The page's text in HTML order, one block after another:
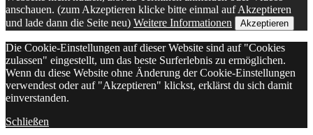
anschauen. (zum Akzeptieren klicke bitte einmal auf Akzeptieren
und lade dann die Seite neu) Weitere Informationen Akzeptieren
Die Cookie-Einstellungen auf dieser Website sind auf "Cookies
zulassen" eingestellt, um das beste Surferlebnis zu ermöglichen.
Wenn du diese Website ohne Änderung der Cookie-Einstellungen
verwendest oder auf "Akzeptieren" klickst, erklärst du sich damit
einverstanden.
Schließen